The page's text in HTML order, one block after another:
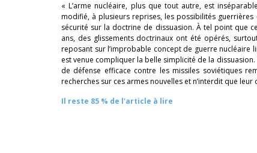
« L’arme nucléaire, plus que tout autre, est
modifié, à plusieurs reprises, les possibilités guerrières
sécurité sur la doctrine de dissuasion. À tel point que
ans, des glissements doctrinaux ont été opérés,
reposant sur l’improbable concept de guerre nucléaire
est venue compliquer la belle simplicité de la
de défense efficace contre les missiles soviétiques
recherches sur ces armes nouvelles et n’interdit que leur
Il reste 85 % de l'article à lire